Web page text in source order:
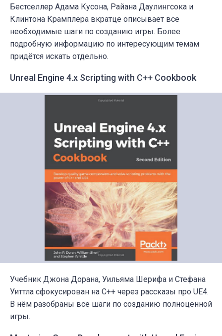
Бестселлер Адама Кусона, Райана Даулингсока и
Клинтона Крамплера вкратце описывает все
необходимые шаги по созданию игры. Более
подробную информацию по интересующим темам
придётся искать отдельно.
Unreal Engine 4.x Scripting with C++ Cookbook
Учебник Джона Дорана, Уильяма Шерифа и Стефана
Уиттла сфокусирован на С++ через рассказы про UE4.
В нём разобраны все шаги по созданию полноценной
игры.